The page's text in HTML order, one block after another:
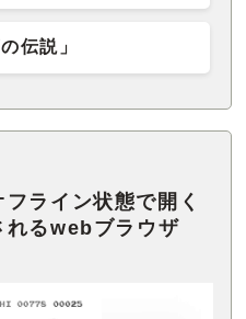
伝説」
フライン状態で開く
れるwebブラウザ